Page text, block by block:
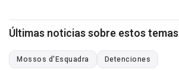
Últimas noticias sobre estos temas
Mossos d'Esquadra Detenciones